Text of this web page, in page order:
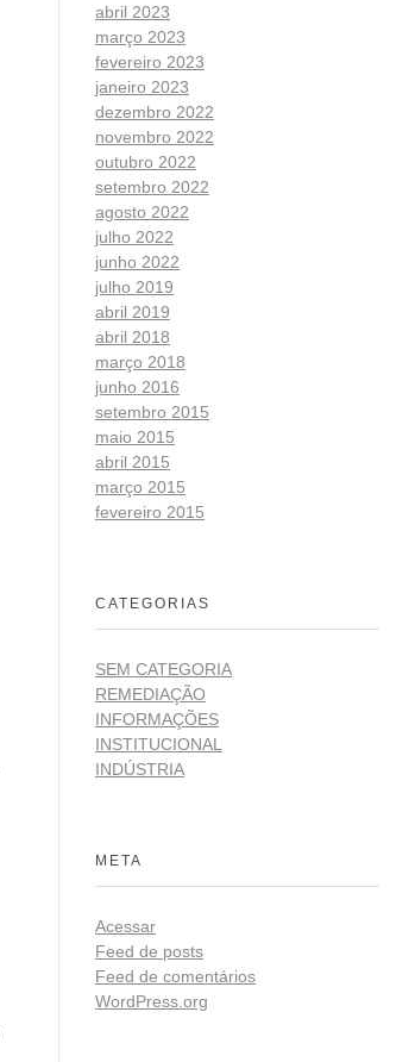
abril 2023
março 2023
fevereiro 2023
janeiro 2023
dezembro 2022
novembro 2022
outubro 2022
setembro 2022
agosto 2022
julho 2022
junho 2022
julho 2019
abril 2019
abril 2018
março 2018
junho 2016
setembro 2015
maio 2015
abril 2015
março 2015
fevereiro 2015
CATEGORIAS
SEM CATEGORIA
REMEDIAÇÃO
INFORMAÇÕES
INSTITUCIONAL
INDÚSTRIA
META
Acessar
Feed de posts
Feed de comentários
WordPress.org